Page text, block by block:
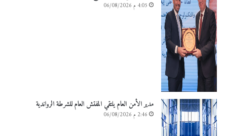
4:05 م 06/08/2026
مدير الأمن العام يلتقي المفتش العام للشرطة الرواندية
2:46 م 06/08/2026